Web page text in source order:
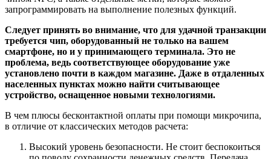
запрограммировать на выполнение полезных функций.
Следует принять во внимание, что для удачной транзакции
требуется чип, оборудованный не только на вашем
смартфоне, но и у принимающего терминала. Это не
проблема, ведь соответствующее оборудование уже
установлено почти в каждом магазине. Даже в отдаленных
населенных пунктах можно найти считывающее
устройство, оснащенное новыми технологиями.
В чем плюсы бесконтактной оплаты при помощи микрочипа,
в отличие от классических методов расчета:
Высокий уровень безопасности. Не стоит беспокоиться